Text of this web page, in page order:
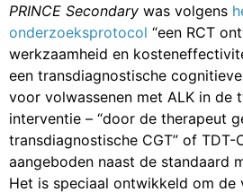
PRINCE Secondary was volgens
onderzoeksprotocol “een RCT
werkzaamheid en
een transdiagnostische
voor volwassenen met ALK in de
interventie – “door de therapeut
transdiagnostische CGT” of TDT-
aangeboden naast de standaard
Het is speciaal ontwikkeld om de